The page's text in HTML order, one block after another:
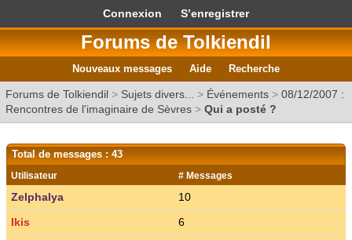
Connexion S’enregistrer
Forums de Tolkiendil
Nouveaux messages Aide Recherche
Forums de Tolkiendil > Sujets divers... > Événements > 08/12/2007 :
Rencontres de l'imaginaire de Sèvres > Qui a posté ?
Total de messages : 43
Utilisateur # Messages
Zelphalya
10
Ikis
6